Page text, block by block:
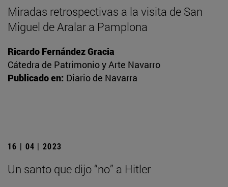
Miradas retrospectivas a la visita de San
Miguel de Aralar a Pamplona
Ricardo Fernández Gracia
Cátedra de Patrimonio y Arte Navarro
Publicado en: Diario de Navarra
16 | 04 | 2023
Un santo que dijo “no” a Hitler